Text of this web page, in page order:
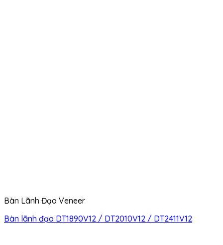
Bàn Lãnh Đạo Veneer
Bàn lãnh đạo DT1890V12 / DT2010V12 / DT2411V12